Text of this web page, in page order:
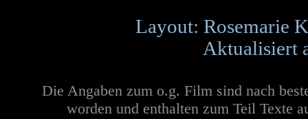
Layout: Rosemarie
Aktualisiert
Die Angaben zum o.g. Film sind nach
worden und enthalten zum Teil Texte